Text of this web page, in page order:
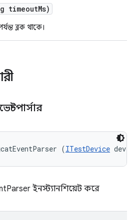
timeoutMs)
ব্লক থাকে।
(ITestDevice
ইনস্ট্যানশিয়েট করে